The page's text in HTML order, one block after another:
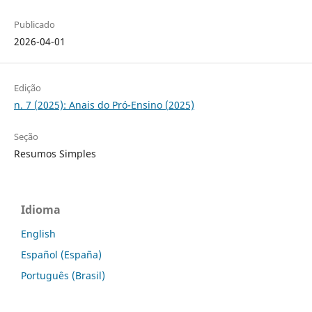
Publicado
2026-04-01
Edição
n. 7 (2025): Anais do Pró-Ensino (2025)
Seção
Resumos Simples
Idioma
English
Español (España)
Português (Brasil)